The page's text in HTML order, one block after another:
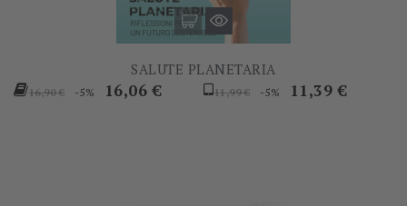
SALUTE PLANETARIA
Prezzo
16,90 € -5% Prezzo
16,06 €
Prezzo
11,99 € -5% Prezzo
11,39 €